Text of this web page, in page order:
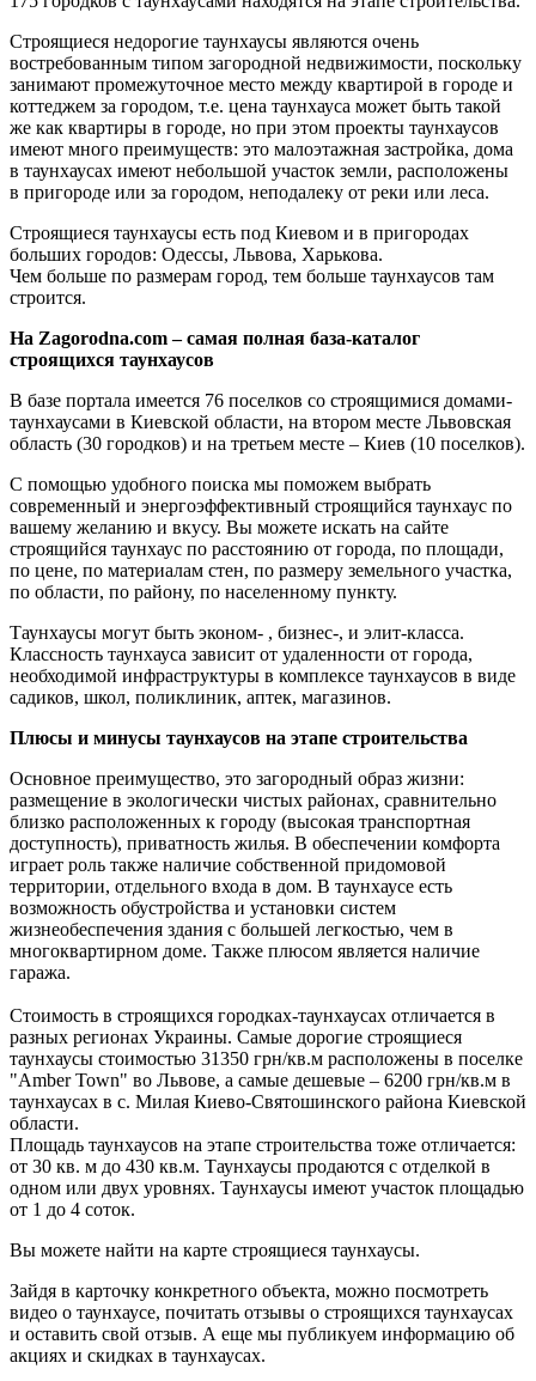
Строящиеся недорогие таунхаусы являются очень
востребованным типом загородной недвижимости, поскольку
занимают промежуточное место между квартирой в городе и
коттеджем за городом, т.е. цена таунхауса может быть такой
же как квартиры в городе, но при этом проекты таунхаусов
имеют много преимуществ: это малоэтажная застройка, дома
в таунхаусах имеют небольшой участок земли, расположены
в пригороде или за городом, неподалеку от реки или леса.
Строящиеся таунхаусы есть под Киевом и в пригородах
больших городов: Одессы, Львова, Харькова.
Чем больше по размерам город, тем больше таунхаусов там
строится.
На Zagorodna.com – самая полная база-каталог
строящихся таунхаусов
В базе портала имеется 76 поселков со строящимися домами-
таунхаусами в Киевской области, на втором месте Львовская
область (30 городков) и на третьем месте – Киев (10 поселков).
С помощью удобного поиска мы поможем выбрать
современный и энергоэффективный строящийся таунхаус по
вашему желанию и вкусу. Вы можете искать на сайте
строящийся таунхаус по расстоянию от города, по площади,
по цене, по материалам стен, по размеру земельного участка,
по области, по району, по населенному пункту.
Таунхаусы могут быть эконом- , бизнес-, и элит-класса.
Классность таунхауса зависит от удаленности от города,
необходимой инфраструктуры в комплексе таунхаусов в виде
садиков, школ, поликлиник, аптек, магазинов.
Плюсы и минусы таунхаусов на этапе строительства
Основное преимущество, это загородный образ жизни:
размещение в экологически чистых районах, сравнительно
близко расположенных к городу (высокая транспортная
доступность), приватность жилья. В обеспечении комфорта
играет роль также наличие собственной придомовой
территории, отдельного входа в дом. В таунхаусе есть
возможность обустройства и установки систем
жизнеобеспечения здания с большей легкостью, чем в
многоквартирном доме. Также плюсом является наличие
гаража.
Стоимость в строящихся городках-таунхаусах отличается в
разных регионах Украины. Самые дорогие строящиеся
таунхаусы стоимостью 31350 грн/кв.м расположены в поселке
"Amber Town" во Львове, а самые дешевые – 6200 грн/кв.м в
таунхаусах в с. Милая Киево-Святошинского района Киевской
области.
Площадь таунхаусов на этапе строительства тоже отличается:
от 30 кв. м до 430 кв.м. Таунхаусы продаются с отделкой в
одном или двух уровнях. Таунхаусы имеют участок площадью
от 1 до 4 соток.
Вы можете найти на карте строящиеся таунхаусы.
Зайдя в карточку конкретного объекта, можно посмотреть
видео о таунхаусе, почитать отзывы о строящихся таунхаусах
и оставить свой отзыв. А еще мы публикуем информацию об
акциях и скидках в таунхаусах.